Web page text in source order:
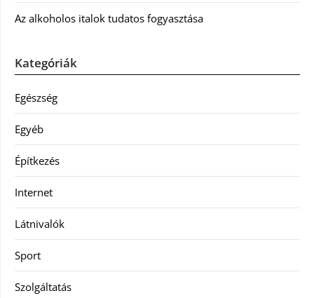
Az alkoholos italok tudatos fogyasztása
Kategóriák
Egészség
Egyéb
Építkezés
Internet
Látnivalók
Sport
Szolgáltatás